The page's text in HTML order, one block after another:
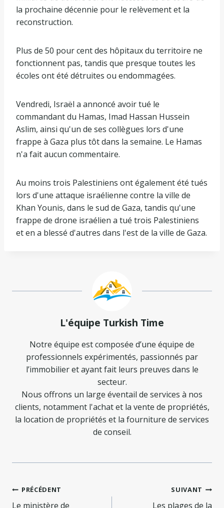
la prochaine décennie pour le relèvement et la
reconstruction.
Plus de 50 pour cent des hôpitaux du territoire ne
fonctionnent pas, tandis que presque toutes les
écoles ont été détruites ou endommagées.
Vendredi, Israël a annoncé avoir tué le
commandant du Hamas, Imad Hassan Hussein
Aslim, ainsi qu'un de ses collègues lors d'une
frappe à Gaza plus tôt dans la semaine. Le Hamas
n'a fait aucun commentaire.
Au moins trois Palestiniens ont également été tués
lors d'une attaque israélienne contre la ville de
Khan Younis, dans le sud de Gaza, tandis qu'une
frappe de drone israélien a tué trois Palestiniens
et en a blessé d'autres dans l'est de la ville de Gaza.
L'équipe Turkish Time
Notre équipe est composée d’une équipe de
professionnels expérimentés, passionnés par
l’immobilier et ayant fait leurs preuves dans le
secteur.
Nous offrons un large éventail de services à nos
clients, notamment l'achat et la vente de propriétés,
la location de propriétés et la fourniture de services
de conseil.
Navigation
PRÉCÉDENT
Le ministère de
SUIVANT
Les plages de la